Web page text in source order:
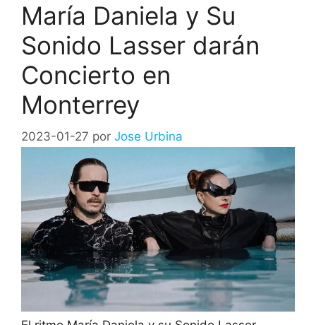
María Daniela y Su
Sonido Lasser darán
Concierto en
Monterrey
2023-01-27 por Jose Urbina